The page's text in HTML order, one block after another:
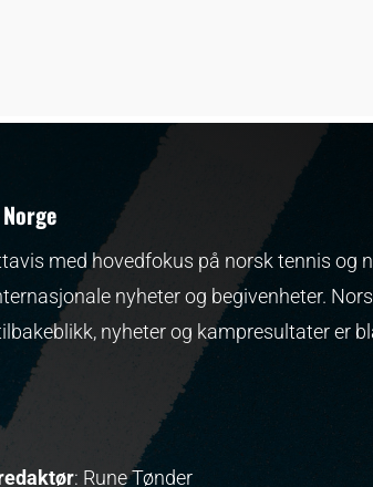
med hovedfokus på norsk tennis og
nyheter og begivenheter.
nyheter og kampresultater er
: Rune Tønder